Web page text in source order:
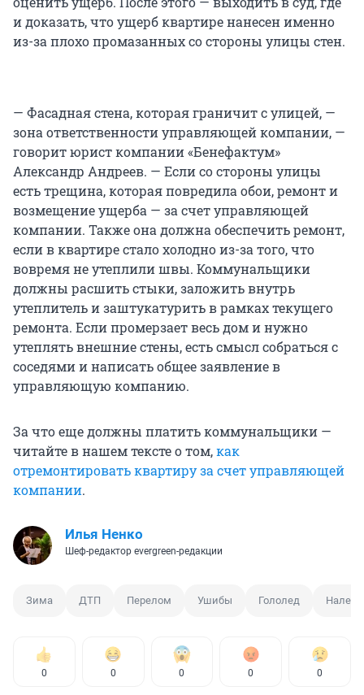
и доказать, что ущерб квартире нанесен именно
из-за плохо промазанных со стороны улицы стен.
— Фасадная стена, которая граничит с улицей, —
зона ответственности управляющей компании, —
говорит юрист компании «Бенефактум»
Александр Андреев. — Если со стороны улицы
есть трещина, которая повредила обои, ремонт и
возмещение ущерба — за счет управляющей
компании. Также она должна обеспечить ремонт,
если в квартире стало холодно из-за того, что
вовремя не утеплили швы. Коммунальщики
должны расшить стыки, заложить внутрь
утеплитель и заштукатурить в рамках текущего
ремонта. Если промерзает весь дом и нужно
утеплять внешние стены, есть смысл собраться с
соседями и написать общее заявление в
управляющую компанию.
За что еще должны платить коммунальщики —
читайте в нашем тексте о том,как
отремонтировать квартиру за счет управляющей
компании.
Илья Ненко
Шеф-редактор evergreen-редакции
Зима ДТП Перелом Ушибы Гололед Наледь
0 0 0 0 0